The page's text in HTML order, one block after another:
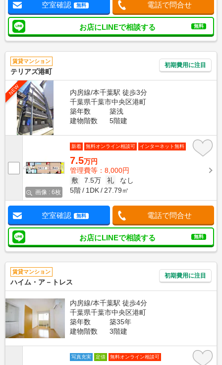
空室確認 無料 電話で問合せ
お店にLINEで相談する 無料
賃貸マンション
テリアズ港町
初期費用に注目
NEW
内房線/本千葉駅 徒歩3分
千葉県千葉市中央区港町
築年数
築浅
建物階数
5階建
画像 : 6枚
新着 無料オンライン相談可 インターネット無料
7.5万円
管理費等：8,000円
敷
7.5万 礼
なし
5階
1DK 27.79㎡
空室確認 無料 電話で問合せ
お店にLINEで相談する 無料
賃貸マンション
ハイム・ア－トレス
初期費用に注目
内房線/本千葉駅 徒歩4分
千葉県千葉市中央区港町
築年数
築35年
建物階数
3階建
写真充実 定借 無料オンライン相談可